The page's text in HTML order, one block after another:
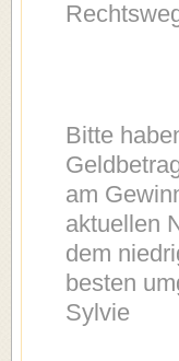
Bitte
am
aktuellen
dem
besten
Sylvie